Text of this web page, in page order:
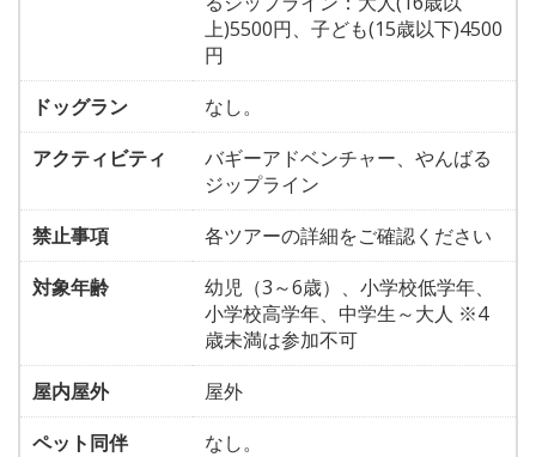
上)5500円、子ども(15歳以下)4500
円
ドッグラン
なし。
アクティビティ
バギーアドベンチャー、やんばる
ジップライン
禁止事項
各ツアーの詳細をご確認ください
対象年齢
幼児（3～6歳）、小学校低学年、
小学校高学年、中学生～大人 ※4
歳未満は参加不可
屋内屋外
屋外
ペット同伴
なし。